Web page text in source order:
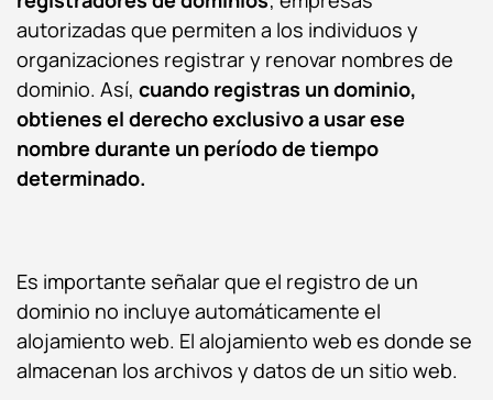
autorizadas que permiten a los individuos y
organizaciones registrar y renovar nombres de
dominio. Así, cuando registras un dominio,
obtienes el derecho exclusivo a usar ese
nombre durante un período de tiempo
determinado.
Es importante señalar que el registro de un
dominio no incluye automáticamente el
alojamiento web. El alojamiento web es donde se
almacenan los archivos y datos de un sitio web.